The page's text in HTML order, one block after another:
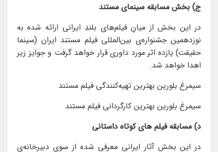
ج) بخش مسابقه سینمای مستند
در این بخش‌ از ‌میانِ فیلم‌های بلندِ ایرانی ارائه شده به
نوزدهمین جشنواره‌ی بین‌المللی فیلم مستند ایران (سینما
حقیقت) یازده اثر مورد داوری ‌قرار خواهد گرفت و جوایز زیر
اهدا خواهد شد.
سیمرغ بلورین بهترین تهیه‌کنندگی فیلم مستند
سیمرغ بلورین بهترین کارگردانی فیلم مستند
د) مسابقه فیلم های کوتاه داستانی
در این بخش آثار ایرانی معرفی شده از سوی دبیرخانه‌ی